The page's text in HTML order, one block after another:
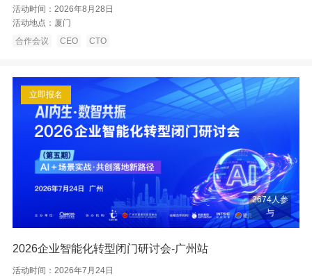
活动时间： 2026年8月28日
活动地点： 厦门
合作会议
CEO CTO
立即报名
2674人参
与
2026企业智能化转型闭门研讨会-广州站
活动时间： 2026年7月24日